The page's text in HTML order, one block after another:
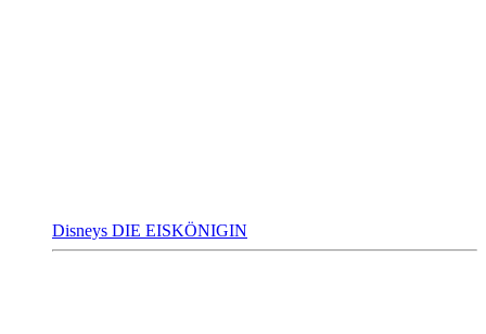
Disneys DIE EISKÖNIGIN